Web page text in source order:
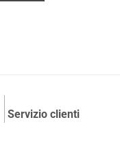
Servizio clienti